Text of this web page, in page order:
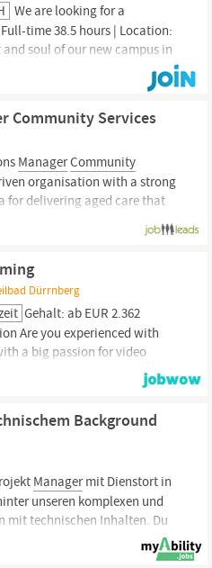
We are looking for a
time 38.5 hours | Location:
soul of our new campus in
can not only organize but
and networker all
Community Services
ManagerCommunity
organisation with a strong
for delivering aged care that
s
has experienced
Dürrnberg
Gehalt: ab EUR 2.362
Are you experienced with
a big passion for video
is made for you! The Social
leading all aspects
Background
Managermit Dienstort in
unseren komplexen und
mit technischen Inhalten. Du
die Koordination bei der
der Einführung neuer